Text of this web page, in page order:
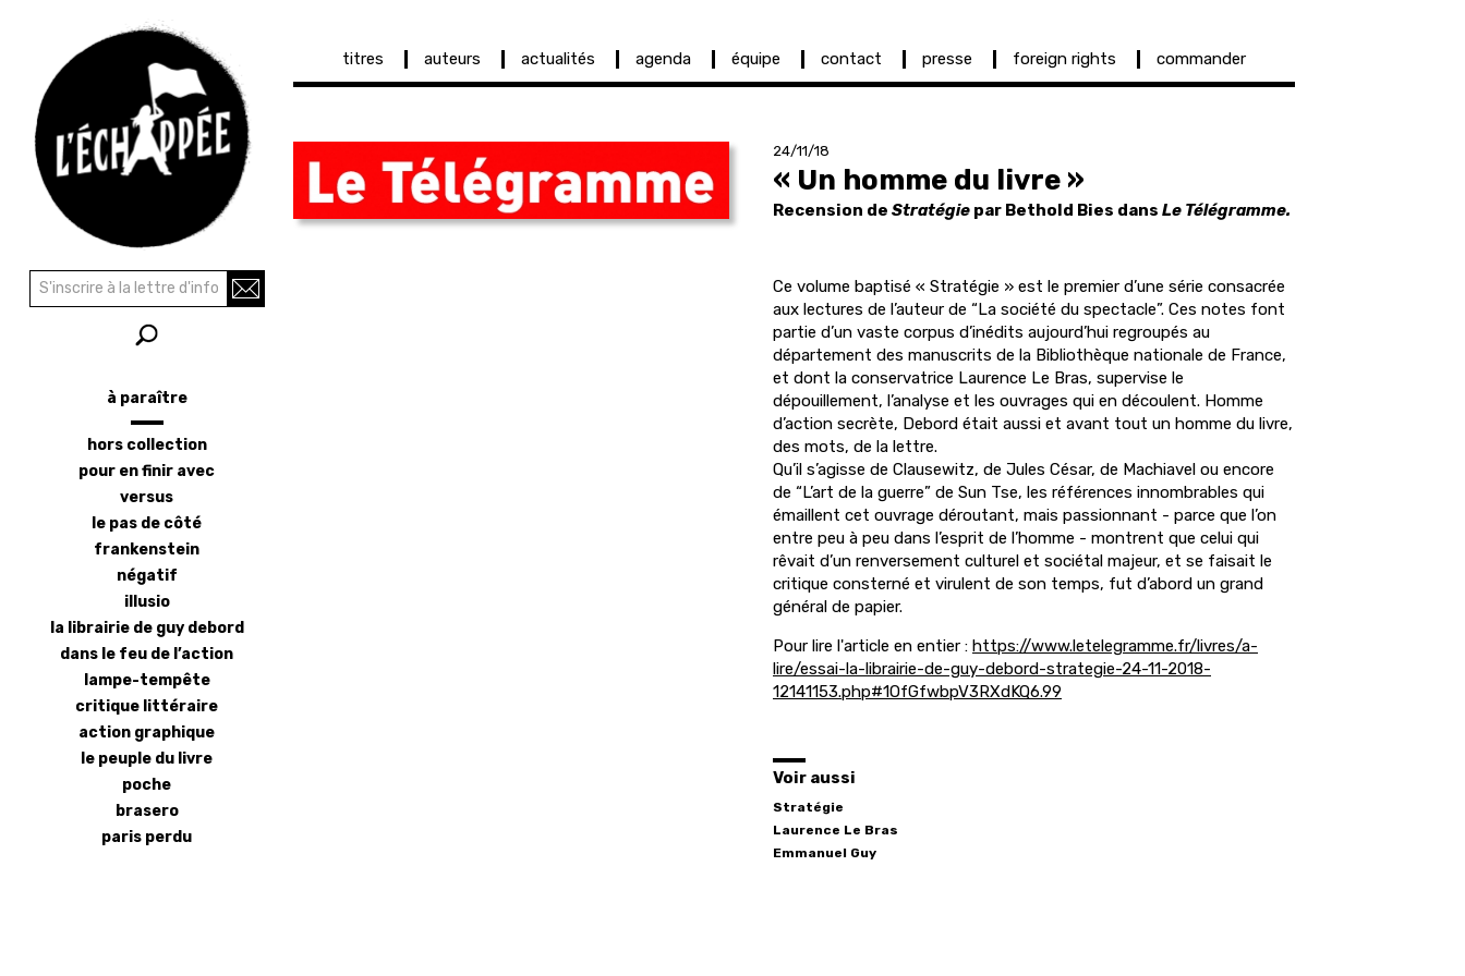
contenu
principal
principale
titres auteurs actualités agenda équipe contact presse foreign rights commander
24/11/18
« Un homme du livre »
Recension de Stratégie par Bethold Bies dans Le Télégramme.
Ce volume baptisé « Stratégie » est le premier d’une série consacrée
aux lectures de l’auteur de “La société du spectacle”. Ces notes font
partie d’un vaste corpus d’inédits aujourd’hui regroupés au
département des manuscrits de la Bibliothèque nationale de France,
et dont la conservatrice Laurence Le Bras, supervise le
dépouillement, l’analyse et les ouvrages qui en découlent. Homme
d’action secrète, Debord était aussi et avant tout un homme du livre,
des mots, de la lettre.
Qu’il s’agisse de Clausewitz, de Jules César, de Machiavel ou encore
de “L’art de la guerre” de Sun Tse, les références innombrables qui
émaillent cet ouvrage déroutant, mais passionnant - parce que l’on
entre peu à peu dans l’esprit de l’homme - montrent que celui qui
rêvait d’un renversement culturel et sociétal majeur, et se faisait le
critique consterné et virulent de son temps, fut d’abord un grand
général de papier.
Pour lire l'article en entier : https://www.letelegramme.fr/livres/a-
lire/essai-la-librairie-de-guy-debord-strategie-24-11-2018-
12141153.php#1OfGfwbpV3RXdKQ6.99
Voir aussi
Stratégie
Laurence Le Bras
Emmanuel Guy
Rechercher
latéral
à paraître
hors collection
pour en finir avec
versus
le pas de côté
frankenstein
négatif
illusio
la librairie de guy debord
dans le feu de l’action
lampe-tempête
critique littéraire
action graphique
le peuple du livre
poche
brasero
paris perdu